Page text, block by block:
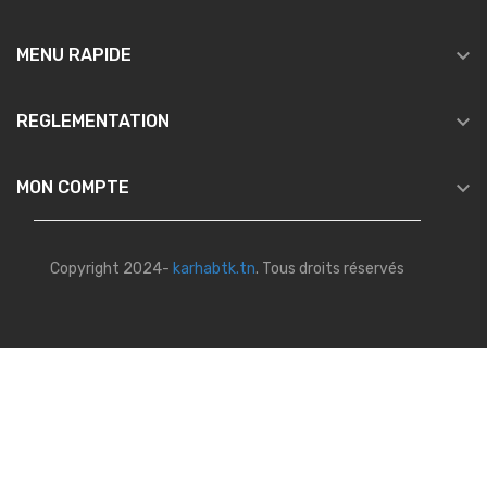
MENU RAPIDE 
REGLEMENTATION 
MON COMPTE 
Copyright 2024- karhabtk.tn. Tous droits réservés